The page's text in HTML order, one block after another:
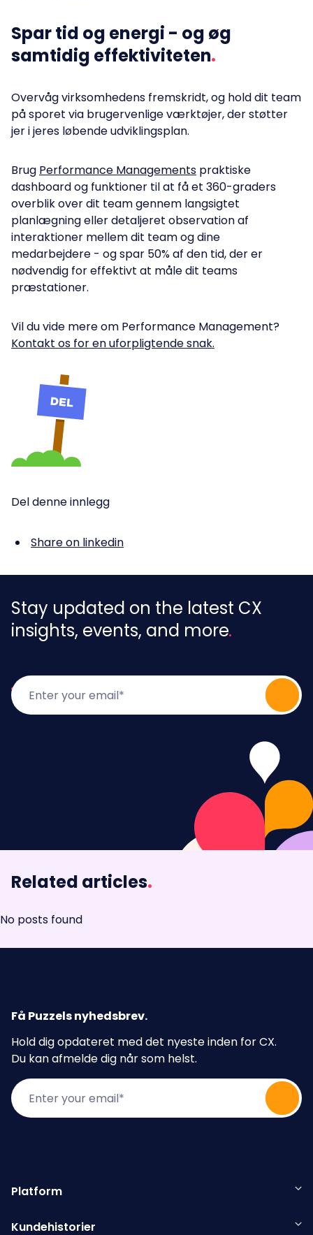
Spar tid og energi - og øg
samtidig effektiviteten
Overvåg virksomhedens fremskridt, og hold dit team
på sporet via brugervenlige værktøjer, der støtter
jer i jeres løbende udviklingsplan.
Brug Performance Managements praktiske
dashboard og funktioner til at få et 360-graders
overblik over dit team gennem langsigtet
planlægning eller detaljeret observation af
interaktioner mellem dit team og dine
medarbejdere - og spar 50% af den tid, der er
nødvendig for effektivt at måle dit teams
præstationer.
Vil du vide mere om Performance Management?
Kontakt os for en uforpligtende snak.
Del denne innlegg
Share on linkedin
Stay updated on the latest CX
insights, events, and more
Related articles.
No posts found
Få Puzzels nyhedsbrev.
Hold dig opdateret med det nyeste inden for CX.
Du kan afmelde dig når som helst.
Platform
Kundehistorier